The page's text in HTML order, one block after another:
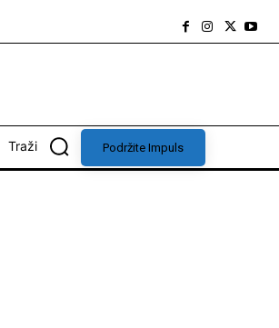
Traži Podržite Impuls